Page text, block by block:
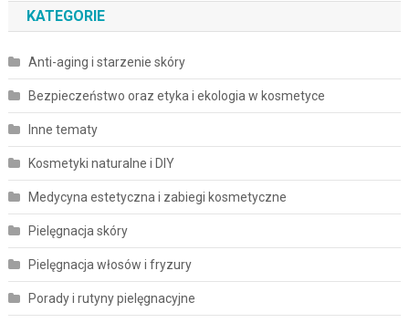
KATEGORIE
Anti-aging i starzenie skóry
Bezpieczeństwo oraz etyka i ekologia w kosmetyce
Inne tematy
Kosmetyki naturalne i DIY
Medycyna estetyczna i zabiegi kosmetyczne
Pielęgnacja skóry
Pielęgnacja włosów i fryzury
Porady i rutyny pielęgnacyjne